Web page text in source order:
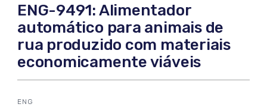
ENG-9491: Alimentador
automático para animais de
rua produzido com materiais
economicamente viáveis
ENG